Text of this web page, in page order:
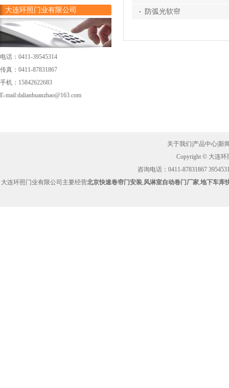
大连环照门业有限公司
电话：0411-39545314
传真：0411-87831867
手机：15842622683
E-mail:dalianhuanzhao@163.com
防弧光软帘
关于我们 产品中心| 新
Copyright © 大连
咨询电话：0411-87831867
大连环照门业有限公司主要经营北京快速卷帘门安装,风淋室自动卷门厂家,地下车库